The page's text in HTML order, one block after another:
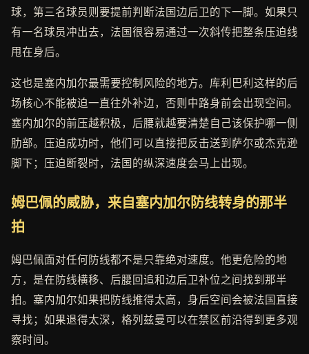
球，第三名球员则要提前判断法国边后卫的下一脚。如果只
有一名球员冲出去，法国很容易通过一次斜传把整条压迫线
甩在身后。
这也是塞内加尔最需要控制风险的地方。库利巴利这样的后
场核心不能被迫一直往外补边，否则中路身前会出现空间。
塞内加尔的前压越积极，后腰就越要清楚自己该保护哪一侧
肋部。压迫成功时，他们可以直接把反击送到萨尔或杰克逊
脚下；压迫断裂时，法国的纵深速度会马上出现。
姆巴佩的威胁，来自塞内加尔防线转身的那半
拍
姆巴佩面对任何防线都不是只靠绝对速度。他更危险的地
方，是在防线横移、后腰回追和边后卫补位之间找到那半
拍。塞内加尔如果把防线推得太高，身后空间会被法国直接
寻找；如果退得太深，格列兹曼可以在禁区前沿得到更多观
察时间。